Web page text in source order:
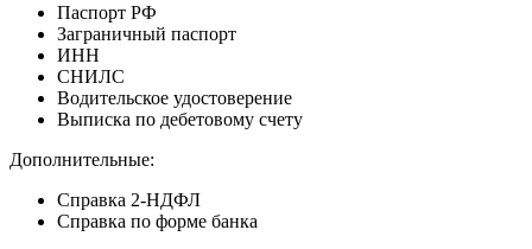
Паспорт РФ
Заграничный паспорт
ИНН
СНИЛС
Водительское удостоверение
Выписка по дебетовому счету
Дополнительные:
Справка 2-НДФЛ
Справка по форме банка